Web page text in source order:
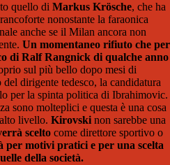
quello di Markus Krösche, che ha
nonostante la faraonica
anche se il Milan ancora non
Un momentaneo rifiuto che per
di Ralf Rangnick di qualche anno
sul più bello dopo mesi di
dirigente tedesco, la candidatura
per la spinta politica di Ibrahimovic.
sono molteplici e questa è una cosa
livello. Kirovski non sarebbe una
scelto come direttore sportivo o
per motivi pratici e per una scelta
della società.